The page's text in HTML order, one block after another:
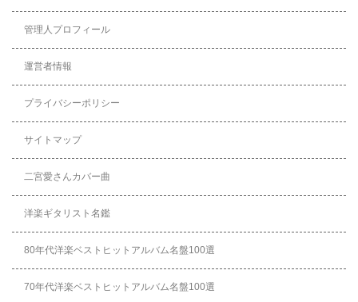
管理人プロフィール
運営者情報
プライバシーポリシー
サイトマップ
二宮愛さんカバー曲
洋楽ギタリスト名鑑
80年代洋楽ベストヒットアルバム名盤100選
70年代洋楽ベストヒットアルバム名盤100選